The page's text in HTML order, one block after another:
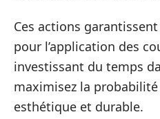
Ces actions
pour l’application des
investissant du temps
maximisez la
esthétique et durable.